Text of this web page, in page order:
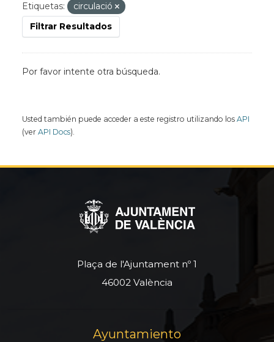
Etiquetas:
circulació
Filtrar Resultados
Por favor intente otra búsqueda.
Usted también puede acceder a este registro utilizando los API
(ver API Docs).
Plaça de l'Ajuntament nº 1
46002 València
Ayuntamiento